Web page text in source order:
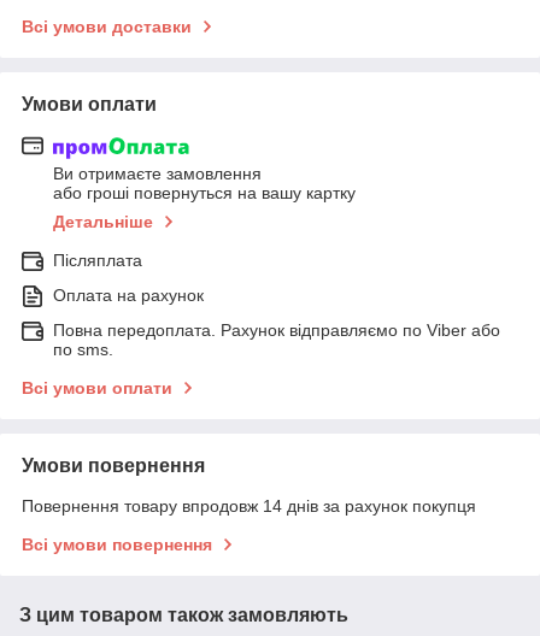
Всі умови доставки
Умови оплати
Ви отримаєте замовлення
або гроші повернуться на вашу картку
Детальніше
Післяплата
Оплата на рахунок
Повна передоплата. Рахунок відправляємо по Viber або
по sms.
Всі умови оплати
Умови повернення
Повернення товару впродовж 14 днів за рахунок покупця
Всі умови повернення
З цим товаром також замовляють